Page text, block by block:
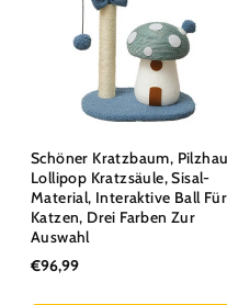
Schöner Kratzbaum,
Lollipop Kratzsäule, Sisal-
Material, Interaktive Ball Für
Katzen, Drei Farben Zur
Auswahl
€96,99